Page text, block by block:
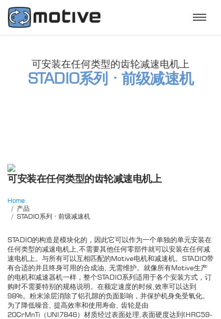
可安装在任何类型的齿轮减速电机上
STADIO系列 · 前级减速机
可安装在任何类型的齿轮减速电机上
Home
产品
STADIO系列 · 前级减速机
STADIO的构造是模块化的，因此它可以作为一个单独的单元安装在
任何类型的减速电机上,不需要其他任何零部件就可以安装在任何减
速电机上。与所有可以互相匹配的Motive电机和减速机。STADIO带
有合适的并且终身可用的合成油, 无需维护。就像所有Motive生产
的电机和减速器机一样，整个STADIO系列适用于各个安装方式，订
购时不需要特别的规格说明。在额定速度的时候,效率可以达到
98%。粉末涂层消除了铝孔隙的负面影响，并保护机身免受氧化。
为了降低噪音, 提高效率和使用寿命, 齿轮是由
20CrMnTi（UNI7846）材质经过表面处理,表面硬度达到(HRC59-